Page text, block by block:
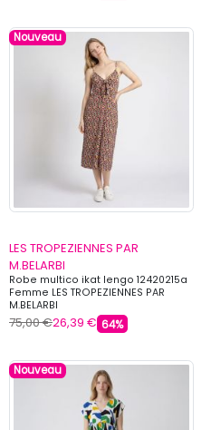
Nouveau
LES TROPEZIENNES PAR
M.BELARBI
Robe multico ikat lengo 12420215a
Femme LES TROPEZIENNES PAR
M.BELARBI
75,00 €26,39 € 64%
Nouveau